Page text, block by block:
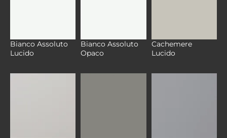
Bianco Assoluto
Lucido
Bianco Assoluto
Opaco
Cachemere
Lucido